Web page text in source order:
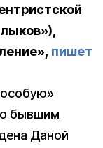
пишет
бывшим
Даной